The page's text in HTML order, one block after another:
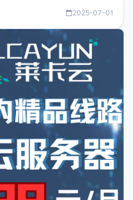
下 NameCrane。注册
直接注册，必须要购买
2025-07-01